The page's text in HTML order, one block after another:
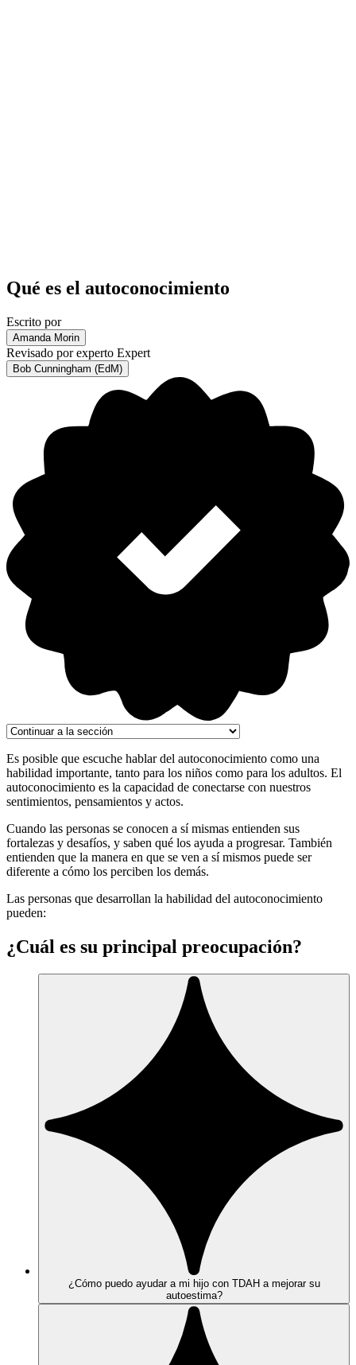
Qué es el autoconocimiento
Escrito por
Amanda Morin
Revisado por experto Expert
Bob Cunningham (EdM)
Es posible que escuche hablar del autoconocimiento como una
habilidad importante, tanto para los niños como para los adultos. El
autoconocimiento es la capacidad de conectarse con nuestros
sentimientos, pensamientos y actos.
Cuando las personas se conocen a sí mismas entienden sus
fortalezas y desafíos, y saben qué los ayuda a progresar. También
entienden que la manera en que se ven a sí mismos puede ser
diferente a cómo los perciben los demás.
Las personas que desarrollan la habilidad del autoconocimiento
pueden:
¿Cuál es su principal preocupación?
¿Cómo puedo ayudar a mi hijo con TDAH a mejorar su
autoestima?